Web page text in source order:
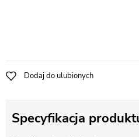
Dodaj do ulubionych
Specyfikacja